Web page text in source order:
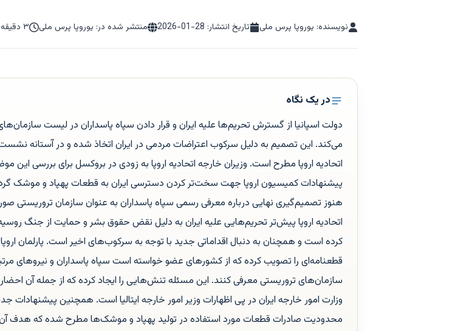
نویسنده: یوروپا پرس ملی تاریخ انتشار: 2026-01-28 منتشر شده در: یوروپا پرس ملی ۳ دقیقه مطالعه
در یک نگاه
دولت اسپانیا از گسترش تحریم‌ها علیه ایران و قرار دادن سپاه پاسداران در لیست
می‌کند. این تصمیم به دلیل سرکوب اعتراضات مردمی در ایران اتخاذ شده و در آستانه
اتحادیه اروپا مطرح است. وزیران خارجه اتحادیه اروپا به زودی در بروکسل برای بررسی این
پیشنهادات کمیسیون اروپا جهت سخت‌تر کردن دسترسی ایران به قطعات پهپاد و موشک
هنوز تصمیم‌گیری نهایی درباره معرفی رسمی سپاه پاسداران به عنوان سازمان تروریستی
اتحادیه اروپا پیش‌تر تحریم‌هایی علیه ایران به دلیل نقض حقوق بشر و حمایت از جنگ روسیه
کرده است و همچنان به دنبال اقداماتی جدید با توجه به سرکوب‌های اخیر است. پارلمان اروپا
قطعنامه‌ای را تصویب کرده که از کشورهای عضو خواسته است سپاه پاسداران و نیروهای
سازمان‌های تروریستی معرفی کنند. این مسئله تنش‌هایی را ایجاد کرده که از جمله آن احضار
وزارت امور خارجه ایران در پی اظهارات وزیر امور خارجه ایتالیا است. همچنین پیشنهادات
محدودیت صادرات قطعات مورد استفاده در تولید پهپاد و موشک‌ها مطرح شده که هدف